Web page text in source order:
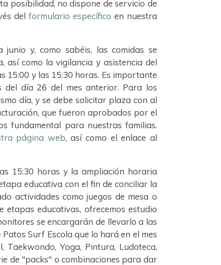
posibilidad, no dispone de servicio de
delformulario específico en nuestra
junio y, como sabéis, las comidas se
así como la vigilancia y asistencia del
15:00 y las 15:30 horas. Es importante
del día 26 del mes anterior. Para los
día, y se debe solicitar plaza con al
que fueron aprobados por el
fundamental para nuestras familias.
página web, así como el enlace al
15:30 horas y la ampliación horaria
educativa con el fin de conciliar la
actividades como juegos de mesa o
etapas educativas, ofrecemos estudio
se encargarán de llevarlo a las
Surf Escola que lo hará en el mes
Taekwondo, Yoga, Pintura, Ludoteca,
de "packs" o combinaciones para dar